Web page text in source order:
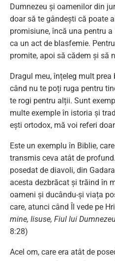
Dumnezeu și oamenilor din
doar să te gândești că poate
promisiune, încă una pentru
ca un act de blasfemie.
promite, apoi să cădem și să
Dragul meu, înțeleg mult prea
când nu te poți ruga pentru
te rogi pentru alții. Sunt
multe exemple în istoria și
ești ortodox, mă voi referi
Este un exemplu în Biblie,
transmis ceva atât de
posedat de diavoli, din
acesta dezbrăcat și trăind în
oameni și ducându-și viața
care, atunci când Îl vede pe
mine, Iisuse, Fiul lui
8:28)
Acel om, care era atât de